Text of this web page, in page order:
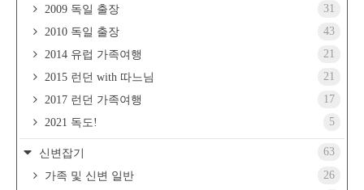
2009 독일 출장
31
2010 독일 출장
43
2014 유럽 가족여행
21
2015 런던 with 따느님
21
2017 런던 가족여행
17
2021 독도!
5
신변잡기
63
가족 및 신변 일반
26